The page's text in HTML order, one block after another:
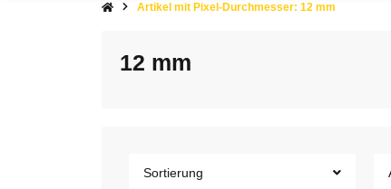
Artikel mit Pixel-Durchmesser: 12 mm
12 mm
Sortierung